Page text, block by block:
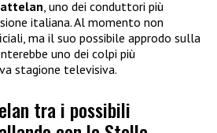
, uno dei conduttori più
italiana. Al momento non
ma il suo possibile approdo sulla
uno dei colpi più
stagione televisiva.
tra i possibili